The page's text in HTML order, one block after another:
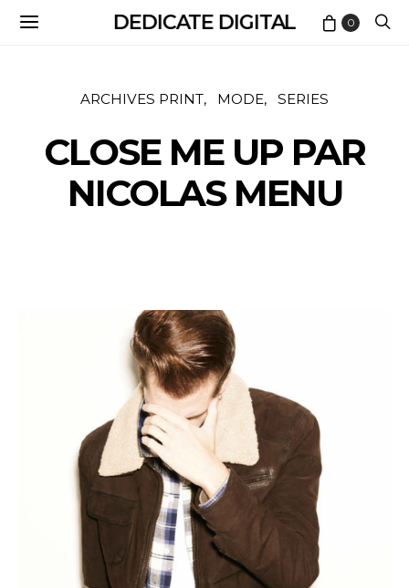
DEDICATE DIGITAL 0
ARCHIVES PRINT MODE SERIES
CLOSE ME UP PAR
NICOLAS MENU